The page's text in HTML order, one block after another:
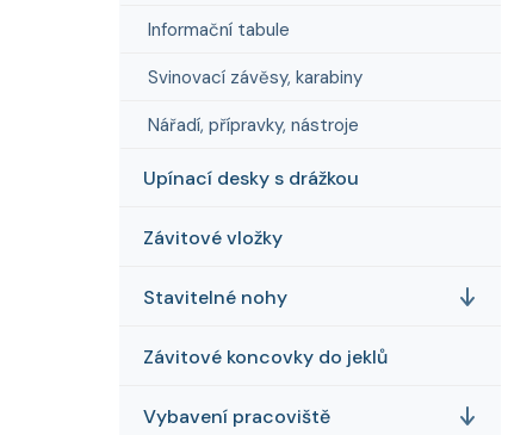
Informační tabule
Svinovací závěsy, karabiny
Nářadí, přípravky, nástroje
Upínací desky s drážkou
Závitové vložky
Stavitelné nohy
Závitové koncovky do jeklů
Vybavení pracoviště